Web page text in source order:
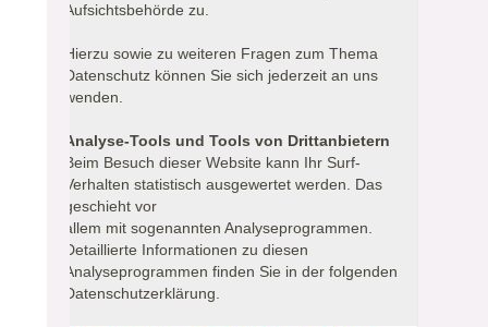
Aufsichtsbehörde zu.
Hierzu sowie zu weiteren Fragen zum Thema
Datenschutz können Sie sich jederzeit an uns
wenden.
Analyse-Tools und Tools von Drittanbietern
Beim Besuch dieser Website kann Ihr Surf-
Verhalten statistisch ausgewertet werden. Das
geschieht vor
allem mit sogenannten Analyseprogrammen.
Detaillierte Informationen zu diesen
Analyseprogrammen finden Sie in der folgenden
Datenschutzerklärung.